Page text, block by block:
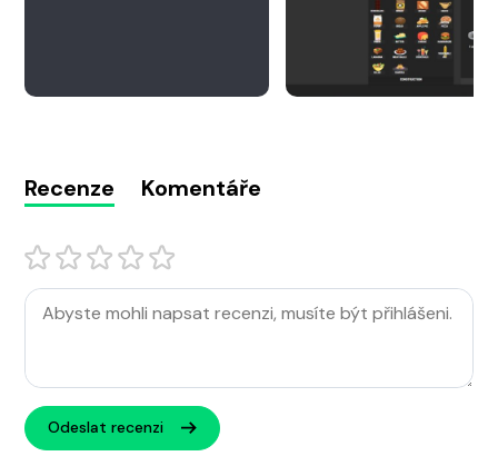
Recenze Komentáře
Odeslat recenzi